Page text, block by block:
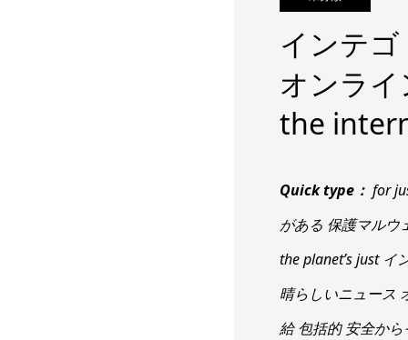
インテ
オンラ
the
Quick type： for
がある 保護マルウ
the planet’s just
晴らしいニュース
給 包括的 安全か